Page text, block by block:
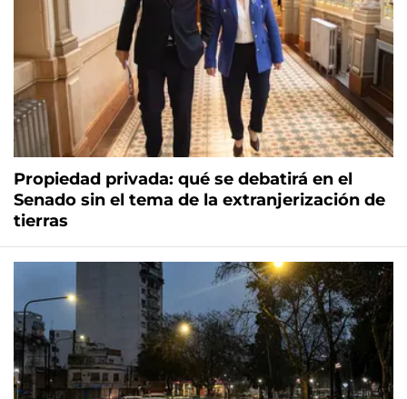
Propiedad privada: qué se debatirá en el
Senado sin el tema de la extranjerización de
tierras